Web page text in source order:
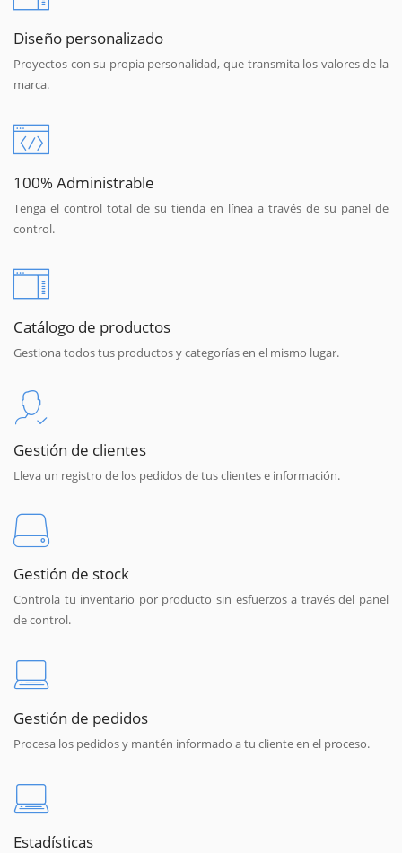
Diseño personalizado
Proyectos con su propia personalidad, que transmita los valores de la
marca.
100% Administrable
Tenga el control total de su tienda en línea a través de su panel de
control.
Catálogo de productos
Gestiona todos tus productos y categorías en el mismo lugar.
Gestión de clientes
Lleva un registro de los pedidos de tus clientes e información.
Gestión de stock
Controla tu inventario por producto sin esfuerzos a través del panel
de control.
Gestión de pedidos
Procesa los pedidos y mantén informado a tu cliente en el proceso.
Estadísticas